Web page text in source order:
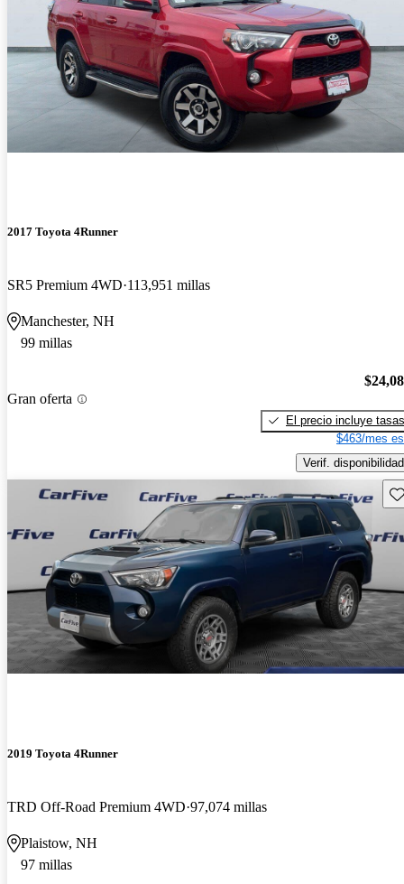
2017 Toyota 4Runner
SR5 Premium 4WD 113,951 millas
Manchester, NH
99 millas
Gran oferta
El precio incluye tasas
$463/mes
Verif. disponibilidad
2019 Toyota 4Runner
TRD Off-Road Premium 4WD 97,074 millas
Plaistow, NH
97 millas